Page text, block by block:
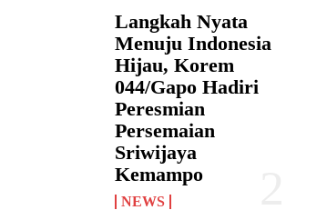
Langkah Nyata
Menuju Indonesia
Hijau, Korem
044/Gapo Hadiri
Peresmian
Persemaian
Sriwijaya
Kemampo
NEWS